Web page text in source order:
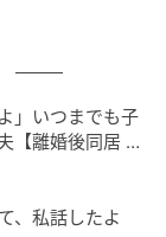
ケートで集
」いつまでも子
【離婚後同居 Vo
、私話したよ